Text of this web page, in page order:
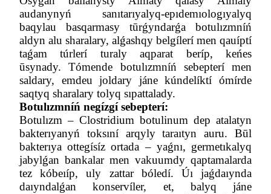
audanynyń sanıtarıyalyq-epıdemıologıyalyq
baqylau basqarmasy tūrǵyndarǵa botulızmníń
aldyn alu sharalary, alǵashqy belgílerí men qauíptí
taǵam túrlerí turaly aqparat beríp, keńes
ūsynady.Tómende botulızmníń sebepterí men
saldary, emdeu joldary jáne kúndelíktí ómírde
saqtyq sharalary tolyq sıpattalady.
Botulızmníń negízgí sebepterí:
Botulızm – Clostridium botulinum dep atalatyn
bakterıyanyń toksıní arqyly taraıtyn auru. Būl
bakterıya ottegísíz ortada – yaǵnı, germetıkalyq
jabylǵan bankalar men vakuumdy qaptamalarda
tez kóbeıíp, uly zattar bóledí. Úı jaǵdaıynda
daıyndalǵan konservíler, et, balyq jáne